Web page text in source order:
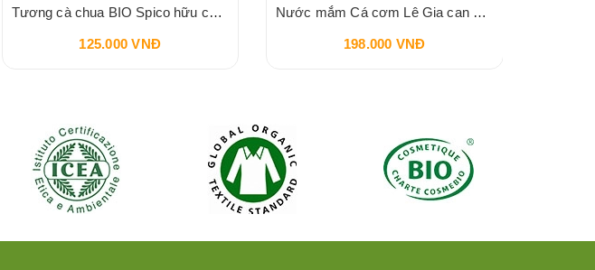
Tương cà chua BIO Spico hữu cơ 255gr
125.000 VNĐ
Nước mắm Cá cơm Lê Gia can 2 lít
198.000 VNĐ